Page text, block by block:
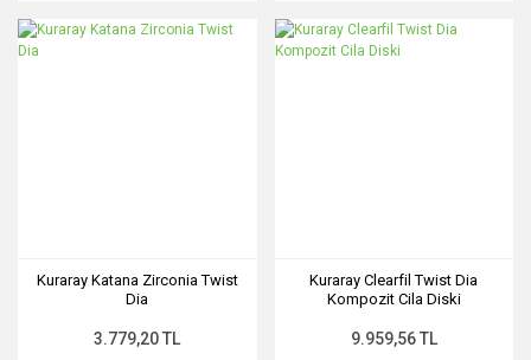
Kuraray Katana Zirconia Twist
Dia
3.779,20 TL
Kuraray Clearfil Twist Dia
Kompozit Cila Diski
9.959,56 TL